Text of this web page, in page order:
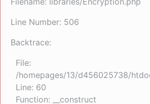
Line Number: 506
Backtrace:
File:
/homepages/13/d456025738/
Line: 60
Function: __construct